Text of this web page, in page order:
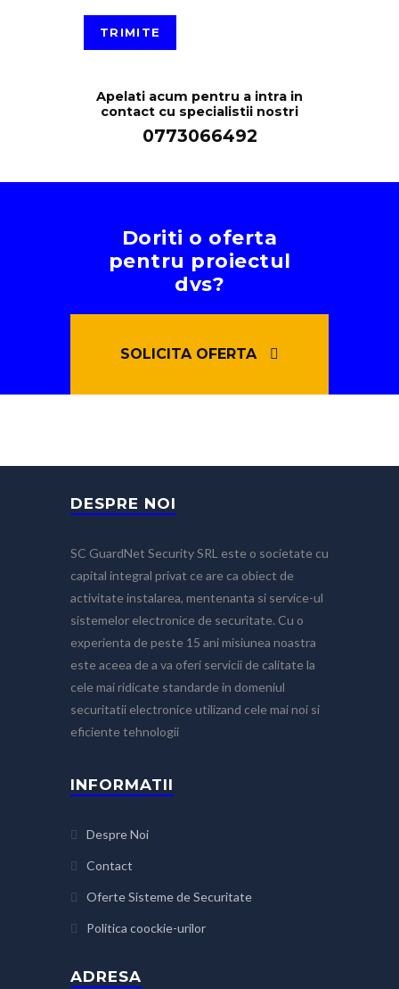
Apelati acum pentru a intra in
contact cu specialistii nostri
0773066492
Doriti o oferta
pentru proiectul
dvs?
SOLICITA OFERTA
DESPRE NOI
SC GuardNet Security SRL este o societate cu
capital integral privat ce are ca obiect de
activitate instalarea, mentenanta si service-ul
sistemelor electronice de securitate. Cu o
experienta de peste 15 ani misiunea noastra
este aceea de a va oferi servicii de calitate la
cele mai ridicate standarde in domeniul
securitatii electronice utilizand cele mai noi si
eficiente tehnologii
INFORMATII
Despre Noi
Contact
Oferte Sisteme de Securitate
Politica coockie-urilor
ADRESA